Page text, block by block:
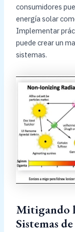
consumidores
energía solar
Implementar
puede crear un
sistemas.
Mitigando
Sistemas